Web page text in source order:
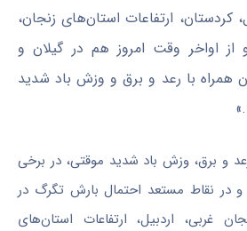
کردستان، ارتفاعات استان‌های زنجان،
از اواخر وقت امروز هم در گیلان و
همراه با رعد و برق و وزش باد شدید
و برق، وزش باد شدید موقتی، در برخی
در نقاط مستعد احتمال بارش تگرگ در
غربی، اردبیل، ارتفاعات استان‌های